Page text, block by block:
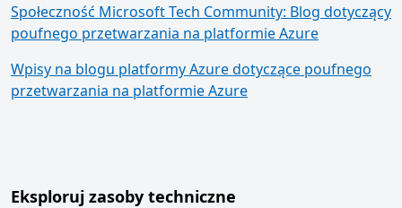
Społeczność Microsoft Tech Community: Blog dotyczący
poufnego przetwarzania na platformie Azure
Wpisy na blogu platformy Azure dotyczące poufnego
przetwarzania na platformie Azure
Eksploruj zasoby techniczne